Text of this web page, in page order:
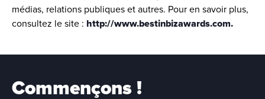
médias, relations publiques et autres. Pour en savoir plus,
consultez le site : http://www.bestinbizawards.com.
Commençons !